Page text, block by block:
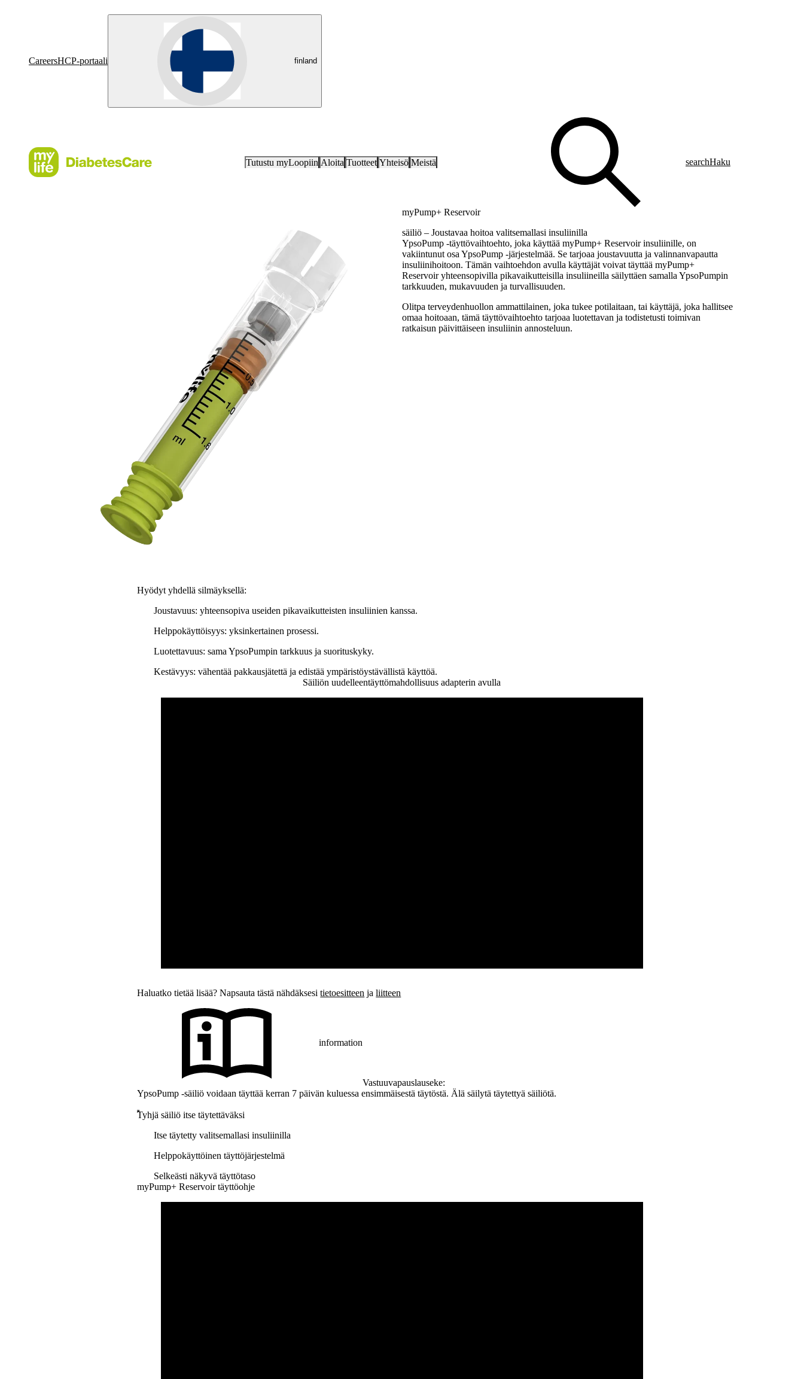
CareersHCP-portaali finland
Tutustu myLoopiin Aloita Tuotteet Yhteisö Meistä searchHaku
myPump+ Reservoir
säiliö – Joustavaa hoitoa valitsemallasi insuliinilla
YpsoPump -täyttövaihtoehto, joka käyttää myPump+ Reservoir insuliinille, on
vakiintunut osa YpsoPump -järjestelmää. Se tarjoaa joustavuutta ja valinnanvapautta
insuliinihoitoon. Tämän vaihtoehdon avulla käyttäjät voivat täyttää myPump+
Reservoir yhteensopivilla pikavaikutteisilla insuliineilla säilyttäen samalla YpsoPumpin
tarkkuuden, mukavuuden ja turvallisuuden.
Olitpa terveydenhuollon ammattilainen, joka tukee potilaitaan, tai käyttäjä, joka hallitsee
omaa hoitoaan, tämä täyttövaihtoehto tarjoaa luotettavan ja todistetusti toimivan
ratkaisun päivittäiseen insuliinin annosteluun.
Hyödyt yhdellä silmäyksellä:
Joustavuus: yhteensopiva useiden pikavaikutteisten insuliinien kanssa.
Helppokäyttöisyys:yksinkertainen prosessi.
Luotettavuus:sama YpsoPumpin tarkkuus ja suorituskyky.
Kestävyys:vähentää pakkausjätettä ja edistää ympäristöystävällistä käyttöä.
Säiliön uudelleentäyttömahdollisuus adapterin avulla
Haluatko tietää lisää? Napsauta tästä nähdäksesitietoesitteen jaliitteen
information
Vastuuvapauslauseke:
YpsoPump -säiliö voidaan täyttää kerran 7 päivän kuluessa ensimmäisestä täytöstä. Älä säilytä täytettyä säiliötä.
Tyhjä säiliö itse täytettäväksi
Itse täytetty valitsemallasi insuliinilla
Helppokäyttöinen täyttöjärjestelmä
Selkeästi näkyvä täyttötaso
myPump+ Reservoir täyttöohje